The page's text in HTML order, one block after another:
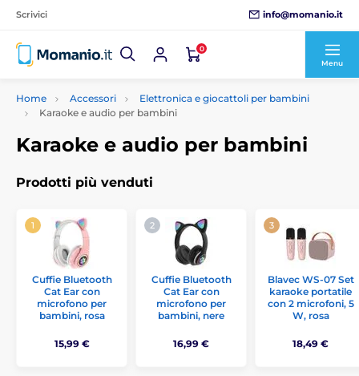
Scrivici info@momanio.it
0
Menu
Home Accessori
Elettronica e giocattoli per bambini
Karaoke e audio per bambini
Karaoke e audio per bambini
Prodotti più venduti
Cuffie Bluetooth
Cat Ear con
microfono per
bambini, rosa
15,99 €
Cuffie Bluetooth
Cat Ear con
microfono per
bambini, nere
16,99 €
Blavec WS-07 Set
karaoke portatile
con 2 microfoni, 5
W, rosa
18,49 €